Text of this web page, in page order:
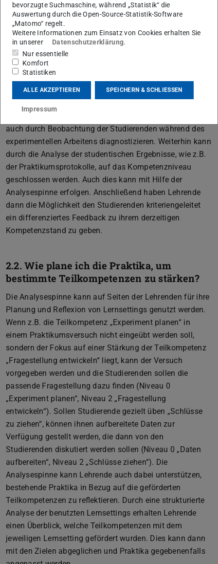
Analysespinne sollten die Lehrenden den Studierenden
Gelegenheit geben, über das Ergebnis zu reflektieren und
sich bei Bedarf dazu auszutauschen.
Lehrende sollten darüber hinaus deutlich machen, warum
sie das Analyseinstrument einsetzen und was die
Studierenden gegebenenfalls tun können, um Lücken zu
füllen.
Studierenden in Bezug auf die Teilkompetenzen befinden,
auch durch Beobachtung der Studierenden während des
experimentellen Arbeitens diagnostizieren. Weiterhin kann
durch die Analyse der studentischen Ergebnisse, wie z.B.
der Praktikumsprotokolle, auf das Kompetenzniveau
geschlossen werden. Auch dies kann mit Hilfe der
Analysespinne erfolgen. Anschließend haben Lehrende
dann die Möglichkeit den Studierenden kriteriengeleitet
ein differenziertes Feedback zu ihrem derzeitigen
Kompetenzstand zu geben.
2.2. Wie plane ich die Praktika, um
bestimmte Teilkompetenzen zu stärken?
Die Analysespinne kann auf Seiten der Lehrenden für ihre
Planung und Reflexion von Lernsettings genutzt werden.
Wenn z.B. die Teilkompetenz „Experiment planen“ in
einem Praktikumsversuch nicht eingeübt werden soll,
sondern der Fokus auf einer Stärkung der Teilkompetenz
„Fragestellung entwickeln“ liegt, kann der Versuch
vorgegeben werden und die Studierenden sollen die
passende Fragestellung dazu finden (Niveau 0
„Experiment planen“, Niveau 2 „Fragestellung
entwickeln“). Sollen Studierende gezielt üben „Schlüsse
zu ziehen“, können ihnen aufbereitete Daten zur
Verfügung gestellt werden, die dann von den
Studierenden diskutiert werden sollen (Niveau 0 „Daten
aufbereiten“, Niveau 2 „Schlüsse ziehen“). Die
Analysespinne kann Lehrende auch dabei unterstützen,
bestehende Praktika in Bezug auf die geförderten
Teilkompetenzen zu reflektieren. Durch eine strukturierte
Analyse der benutzten Lernsettings erhalten Lehrende
einen Überblick, welche Teilkompetenzen mit dem
jeweiligen Lernsetting gefördert wurden. Dies kann dann
mit den Zielen abgeglichen und Praktika gegebenenfalls
bevorzugte Suchmaschine, während „Statistik“ die
Auswertung durch die Open-Source-Statistik-Software
„Matomo“ regelt.
Weitere Informationen zum Einsatz von Cookies erhalten Sie
in unserer
Datenschutzerklärung.
Nur essentielle
Komfort
Statistiken
ALLE AKZEPTIEREN SPEICHERN & SCHLIESSEN
Impressum